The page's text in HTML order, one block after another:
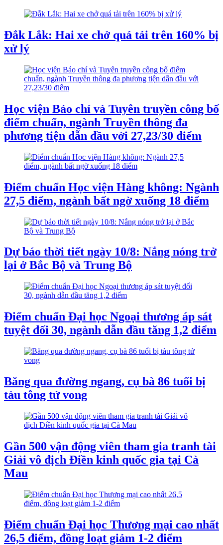
Đắk Lắk: Hai xe chở quá tải trên 160% bị
xử lý
Học viện Báo chí và Tuyên truyền công bố
điểm chuẩn, ngành Truyền thông đa
phương tiện dẫn đầu với 27,23/30 điểm
Điểm chuẩn Học viện Hàng không: Ngành
27,5 điểm, ngành bất ngờ xuống 18 điểm
Dự báo thời tiết ngày 10/8: Nắng nóng trở
lại ở Bắc Bộ và Trung Bộ
Điểm chuẩn Đại học Ngoại thương áp sát
tuyệt đối 30, ngành dẫn đầu tăng 1,2 điểm
Băng qua đường ngang, cụ bà 86 tuổi bị
tàu tông tử vong
Gần 500 vận động viên tham gia tranh tài
Giải vô địch Điền kinh quốc gia tại Cà
Mau
Điểm chuẩn Đại học Thương mại cao nhất
26,5 điểm, đồng loạt giảm 1-2 điểm